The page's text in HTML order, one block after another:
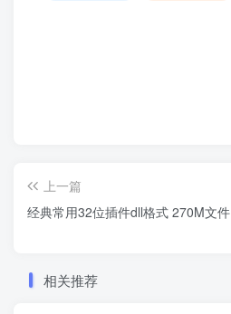
上一篇
经典常用32位插件dll格式 270M文件
相关推荐